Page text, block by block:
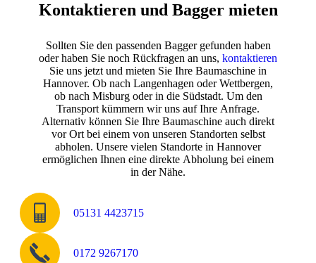
Kontaktieren und Bagger mieten
Sollten Sie den passenden Bagger gefunden haben
oder haben Sie noch Rückfragen an uns, kontaktieren
Sie uns jetzt und mieten Sie Ihre Baumaschine in
Hannover. Ob nach Langenhagen oder Wettbergen,
ob nach Misburg oder in die Südstadt. Um den
Transport kümmern wir uns auf Ihre Anfrage.
Alternativ können Sie Ihre Baumaschine auch direkt
vor Ort bei einem von unseren Standorten selbst
abholen. Unsere vielen Standorte in Hannover
ermöglichen Ihnen eine direkte Abholung bei einem
in der Nähe.
05131 4423715
0172 9267170